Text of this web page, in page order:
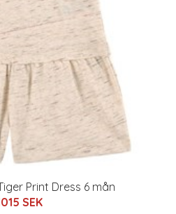
Print Dress 6 mån
SEK